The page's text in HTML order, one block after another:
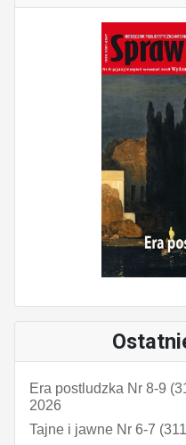
Era postludzka Nr 8-9
2026
Tajne i jawne Nr 6-7